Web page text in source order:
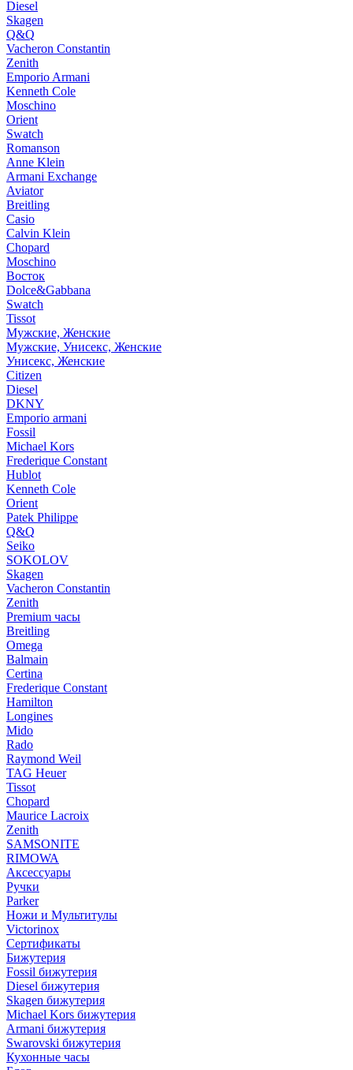
Diesel
Skagen
Q&Q
Vacheron Constantin
Zenith
Emporio Armani
Kenneth Cole
Moschino
Orient
Swatch
Romanson
Anne Klein
Armani Exchange
Aviator
Breitling
Casio
Calvin Klein
Chopard
Moschino
Восток
Dolce&Gabbana
Swatch
Tissot
Мужские, Женские
Мужские, Унисекс, Женские
Унисекс, Женские
Citizen
Diesel
DKNY
Emporio armani
Fossil
Michael Kors
Frederique Constant
Hublot
Kenneth Cole
Orient
Patek Philippe
Q&Q
Seiko
SOKOLOV
Skagen
Vacheron Constantin
Zenith
Premium часы
Breitling
Omega
Balmain
Certina
Frederique Constant
Hamilton
Longines
Mido
Rado
Raymond Weil
TAG Heuer
Tissot
Chopard
Maurice Lacroix
Zenith
SAMSONITE
RIMOWA
Аксессуары
Ручки
Parker
Ножи и Мультитулы
Victorinox
Сертификаты
Бижутерия
Fossil бижутерия
Diesel бижутерия
Skagen бижутерия
Michael Kors бижутерия
Armani бижутерия
Swarovski бижутерия
Кухонные часы